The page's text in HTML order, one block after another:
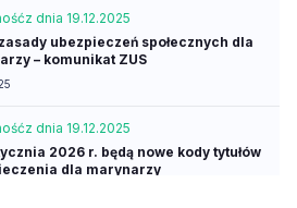
z dnia 19.12.2025
ubezpieczeń społecznych dla
– komunikat ZUS
z dnia 19.12.2025
2026 r. będą nowe kody tytułów
dla marynarzy